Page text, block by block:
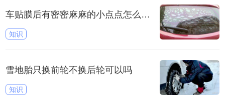
车贴膜后有密密麻麻的小点点怎么回事
知识
雪地胎只换前轮不换后轮可以吗
知识